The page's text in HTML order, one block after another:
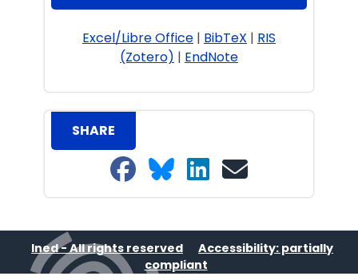
Excel/Libre Office | BibTeX | RIS
(Zotero) | EndNote
SHARE
Share on Facebook
Share on Bluesky
Share on LinkedIn
Ined - All rights reserved
Accessibility: partially
compliant